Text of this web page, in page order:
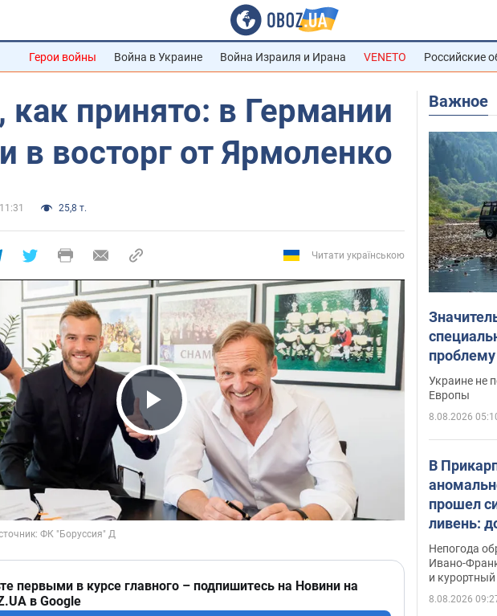
Герои войны Война в Украине Война Израиля и Ирана VENETO Российские
как принято: в Германии
в восторг от Ярмоленко
25,8 т.
Читати українською
Play Video
первыми в курсе главного – подпишитесь на Новини на
в Google
Важное
границей
Украине не
Европы
8.08.2026
В
прошел
ливень:
Видео
Непогода
Ивано-
и
8.08.2026